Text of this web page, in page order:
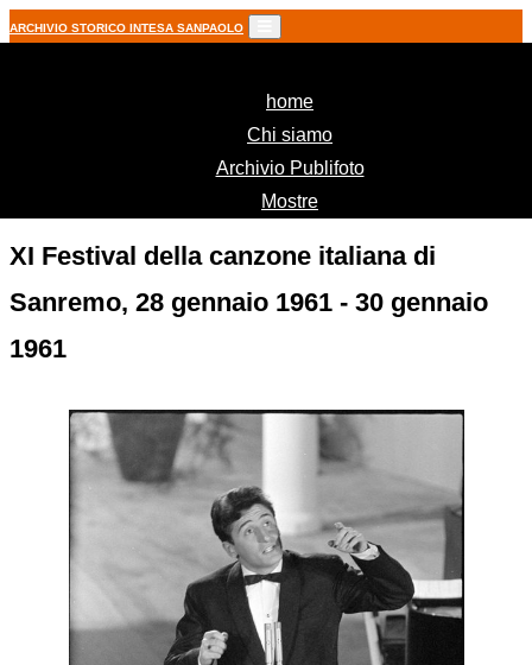
ARCHIVIO STORICO INTESA SANPAOLO
home(current)
Chi siamo
Archivio Publifoto
Mostre
XI Festival della canzone italiana di
Sanremo, 28 gennaio 1961 - 30 gennaio
1961